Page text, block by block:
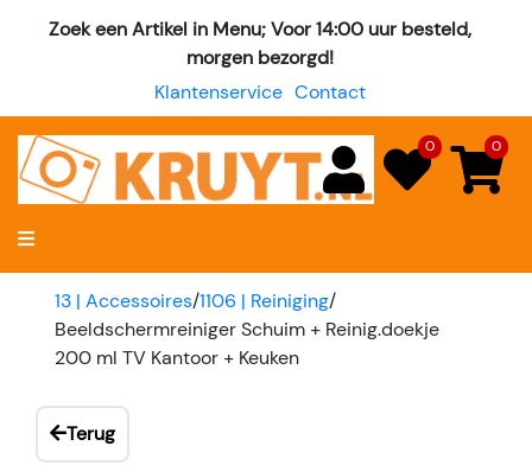
Zoek een Artikel in Menu; Voor 14:00 uur besteld,
morgen bezorgd!
Klantenservice Contact
0 0
13 | Accessoires/1106 | Reiniging/
Beeldschermreiniger Schuim + Reinig.doekje
200 ml TV Kantoor + Keuken
Terug